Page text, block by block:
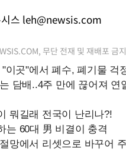
스 leh@newsis.com
무단 전재 및 재배포 금지